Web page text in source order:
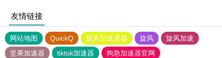
友情链接
网站地图 QuickQ 旋风加速度器 旋风
旋风加速
坚果加速器
tiktok加速器
狗急加速器官网